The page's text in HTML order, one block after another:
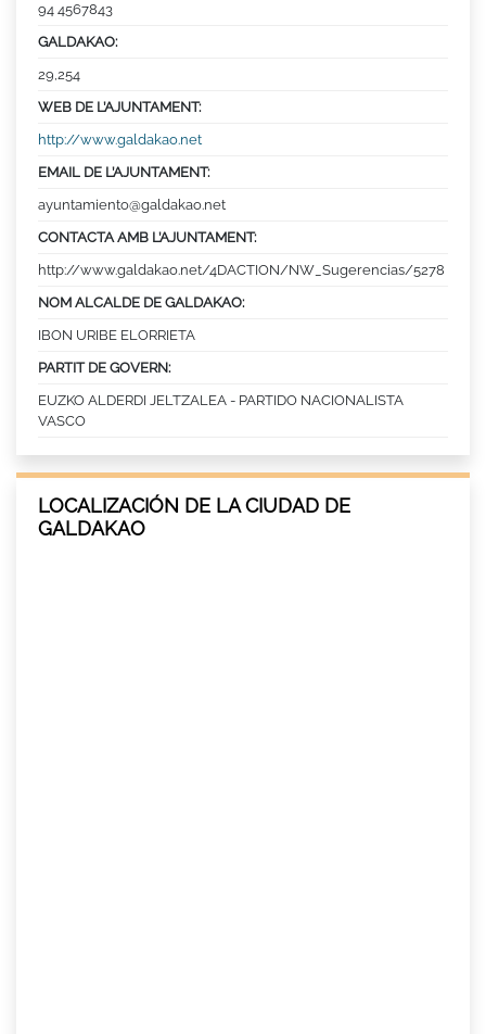
94 4567843
GALDAKAO:
29,254
WEB DE L’AJUNTAMENT:
http://www.galdakao.net
EMAIL DE L’AJUNTAMENT:
ayuntamiento@galdakao.net
CONTACTA AMB L’AJUNTAMENT:
http://www.galdakao.net/4DACTION/NW_Sugerencias/5278
NOM ALCALDE DE GALDAKAO:
IBON URIBE ELORRIETA
PARTIT DE GOVERN:
EUZKO ALDERDI JELTZALEA - PARTIDO NACIONALISTA
VASCO
LOCALIZACIÓN DE LA CIUDAD DE
GALDAKAO